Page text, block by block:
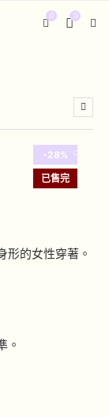
0
0
-28%
已售完
形的女性穿著。
。